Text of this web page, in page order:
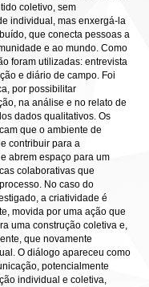
coletivo, sem
individual, mas enxergá-la
que conecta pessoas a
e ao mundo. Como
foram utilizadas: entrevista
e diário de campo. Foi
por possibilitar
na análise e no relato de
dados qualitativos. Os
que o ambiente de
contribuir para a
abrem espaço para um
colaborativas que
No caso do
a criatividade é
movida por uma ação que
uma construção coletiva e,
que novamente
O diálogo apareceu como
potencialmente
individual e coletiva,